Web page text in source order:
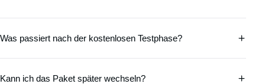
Was passiert nach der kostenlosen Testphase?
Kann ich das Paket später wechseln?